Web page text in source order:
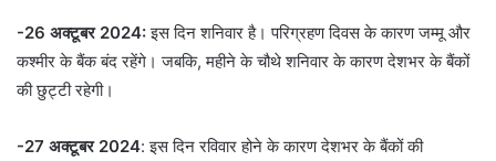
-26 अक्टूबर 2024:इस दिन शनिवार है। परिग्रहण दिवस के कारण जम्मू और
कश्मीर के बैंक बंद रहेंगे। जबकि, महीने के चौथे शनिवार के कारण देशभर के बैंकों
की छुट्टी रहेगी।
-27 अक्टूबर 2024: इस दिन रविवार होने के कारण देशभर के बैंकों की